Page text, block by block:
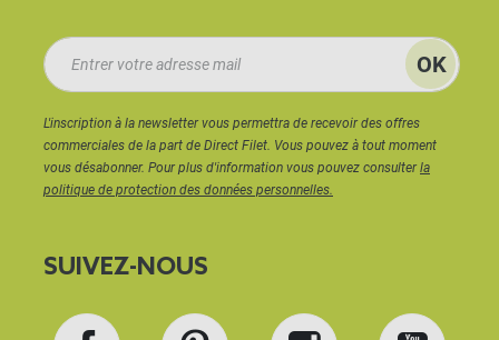
L'inscription à la newsletter vous permettra de recevoir des offres
commerciales de la part de Direct Filet. Vous pouvez à tout moment
vous désabonner. Pour plus d'information vous pouvez consulterla
politique de protection des données personnelles.
SUIVEZ-NOUS